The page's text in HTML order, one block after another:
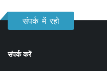
संपर्क में रहो
संपर्क करें